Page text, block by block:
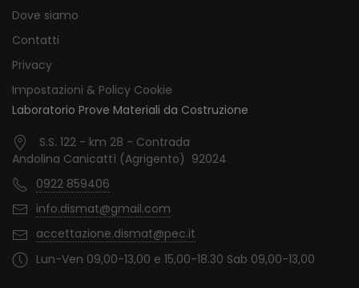
Dove siamo
Contatti
Privacy
Impostazioni & Policy Cookie
Laboratorio Prove Materiali da Costruzione
S.S. 122 - km 28 - Contrada
Andolina Canicattì (Agrigento) 92024
0922 859406
info.dismat@gmail.com
accettazione.dismat@pec.it
Lun-Ven 09,00-13,00 e 15,00-18.30 Sab 09,00-13,00